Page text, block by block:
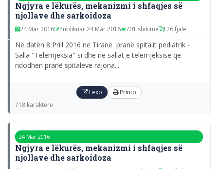
Ngjyra e lëkurës, mekanizmi i shfaqjes së
njollave dhe sarkoidoza
24 Mar 2016 Publikuar 24 Mar 2016 701 shikime 126 fjalë
Në datën 8 Prill 2016 në Tiranë pranë spitalit pediatrik -
Salla "Telemjeksia" si dhe në sallat e telemjeksisë që
ndodhen pranë spitaleve rajona...
Lexo Printo
718 karaktere
24 Mar 2016
Ngjyra e lëkurës, mekanizmi i shfaqjes së
njollave dhe sarkoidoza